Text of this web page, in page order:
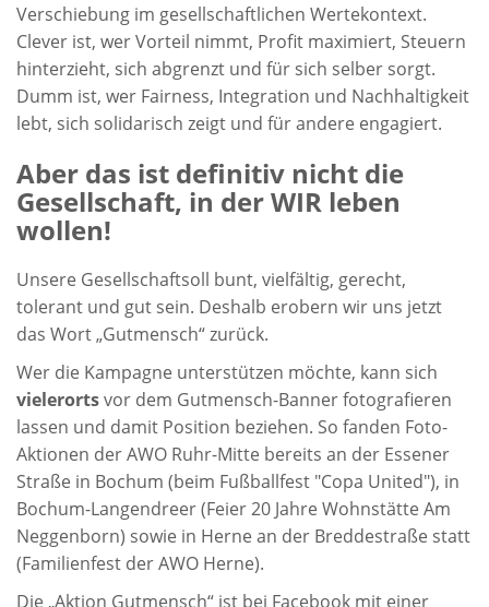
Verschiebung im gesellschaftlichen Wertekontext.
Clever ist, wer Vorteil nimmt, Profit maximiert, Steuern
hinterzieht, sich abgrenzt und für sich selber sorgt.
Dumm ist, wer Fairness, Integration und Nachhaltigkeit
lebt, sich solidarisch zeigt und für andere engagiert.
Aber das ist definitiv nicht die
Gesellschaft, in der WIR leben
wollen!
Unsere Gesellschaftsoll bunt, vielfältig, gerecht,
tolerant und gut sein. Deshalb erobern wir uns jetzt
das Wort „Gutmensch“ zurück.
Wer die Kampagne unterstützen möchte, kann sich
vielerortsvor dem Gutmensch-Banner fotografieren
lassen und damit Position beziehen. So fanden Foto-
Aktionen der AWO Ruhr-Mitte bereits an der Essener
Straße in Bochum (beim Fußballfest "Copa United"), in
Bochum-Langendreer (Feier 20 Jahre Wohnstätte Am
Neggenborn) sowie in Herne an der Breddestraße statt
(Familienfest der AWO Herne).
Die „Aktion Gutmensch“ ist bei Facebook mit einer